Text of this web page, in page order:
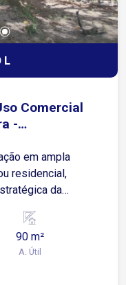
L
Comercial
-
em ampla
residencial,
da
2
sociais
bem
90 m²
A. Útil